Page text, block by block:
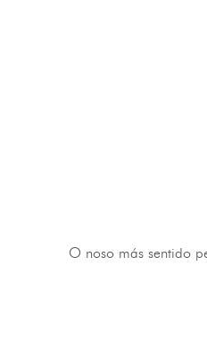
O noso más sentido